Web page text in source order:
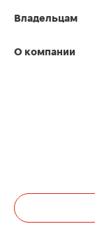
Владельцам
О компании